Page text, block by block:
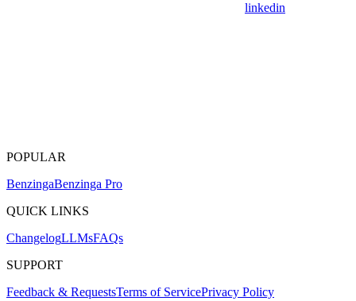
linkedin
POPULAR
BenzingaBenzinga Pro
QUICK LINKS
ChangelogLLMsFAQs
SUPPORT
Feedback & RequestsTerms of ServicePrivacy Policy